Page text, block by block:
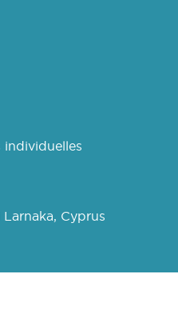
individuelles
Cyprus